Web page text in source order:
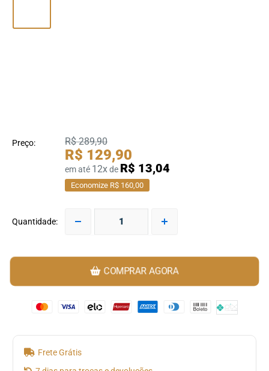
Preço: R$ 289,90
R$ 129,90
em até 12xde R$ 13,04
Economize R$ 160,00
Quantidade:
COMPRAR AGORA
Frete Grátis